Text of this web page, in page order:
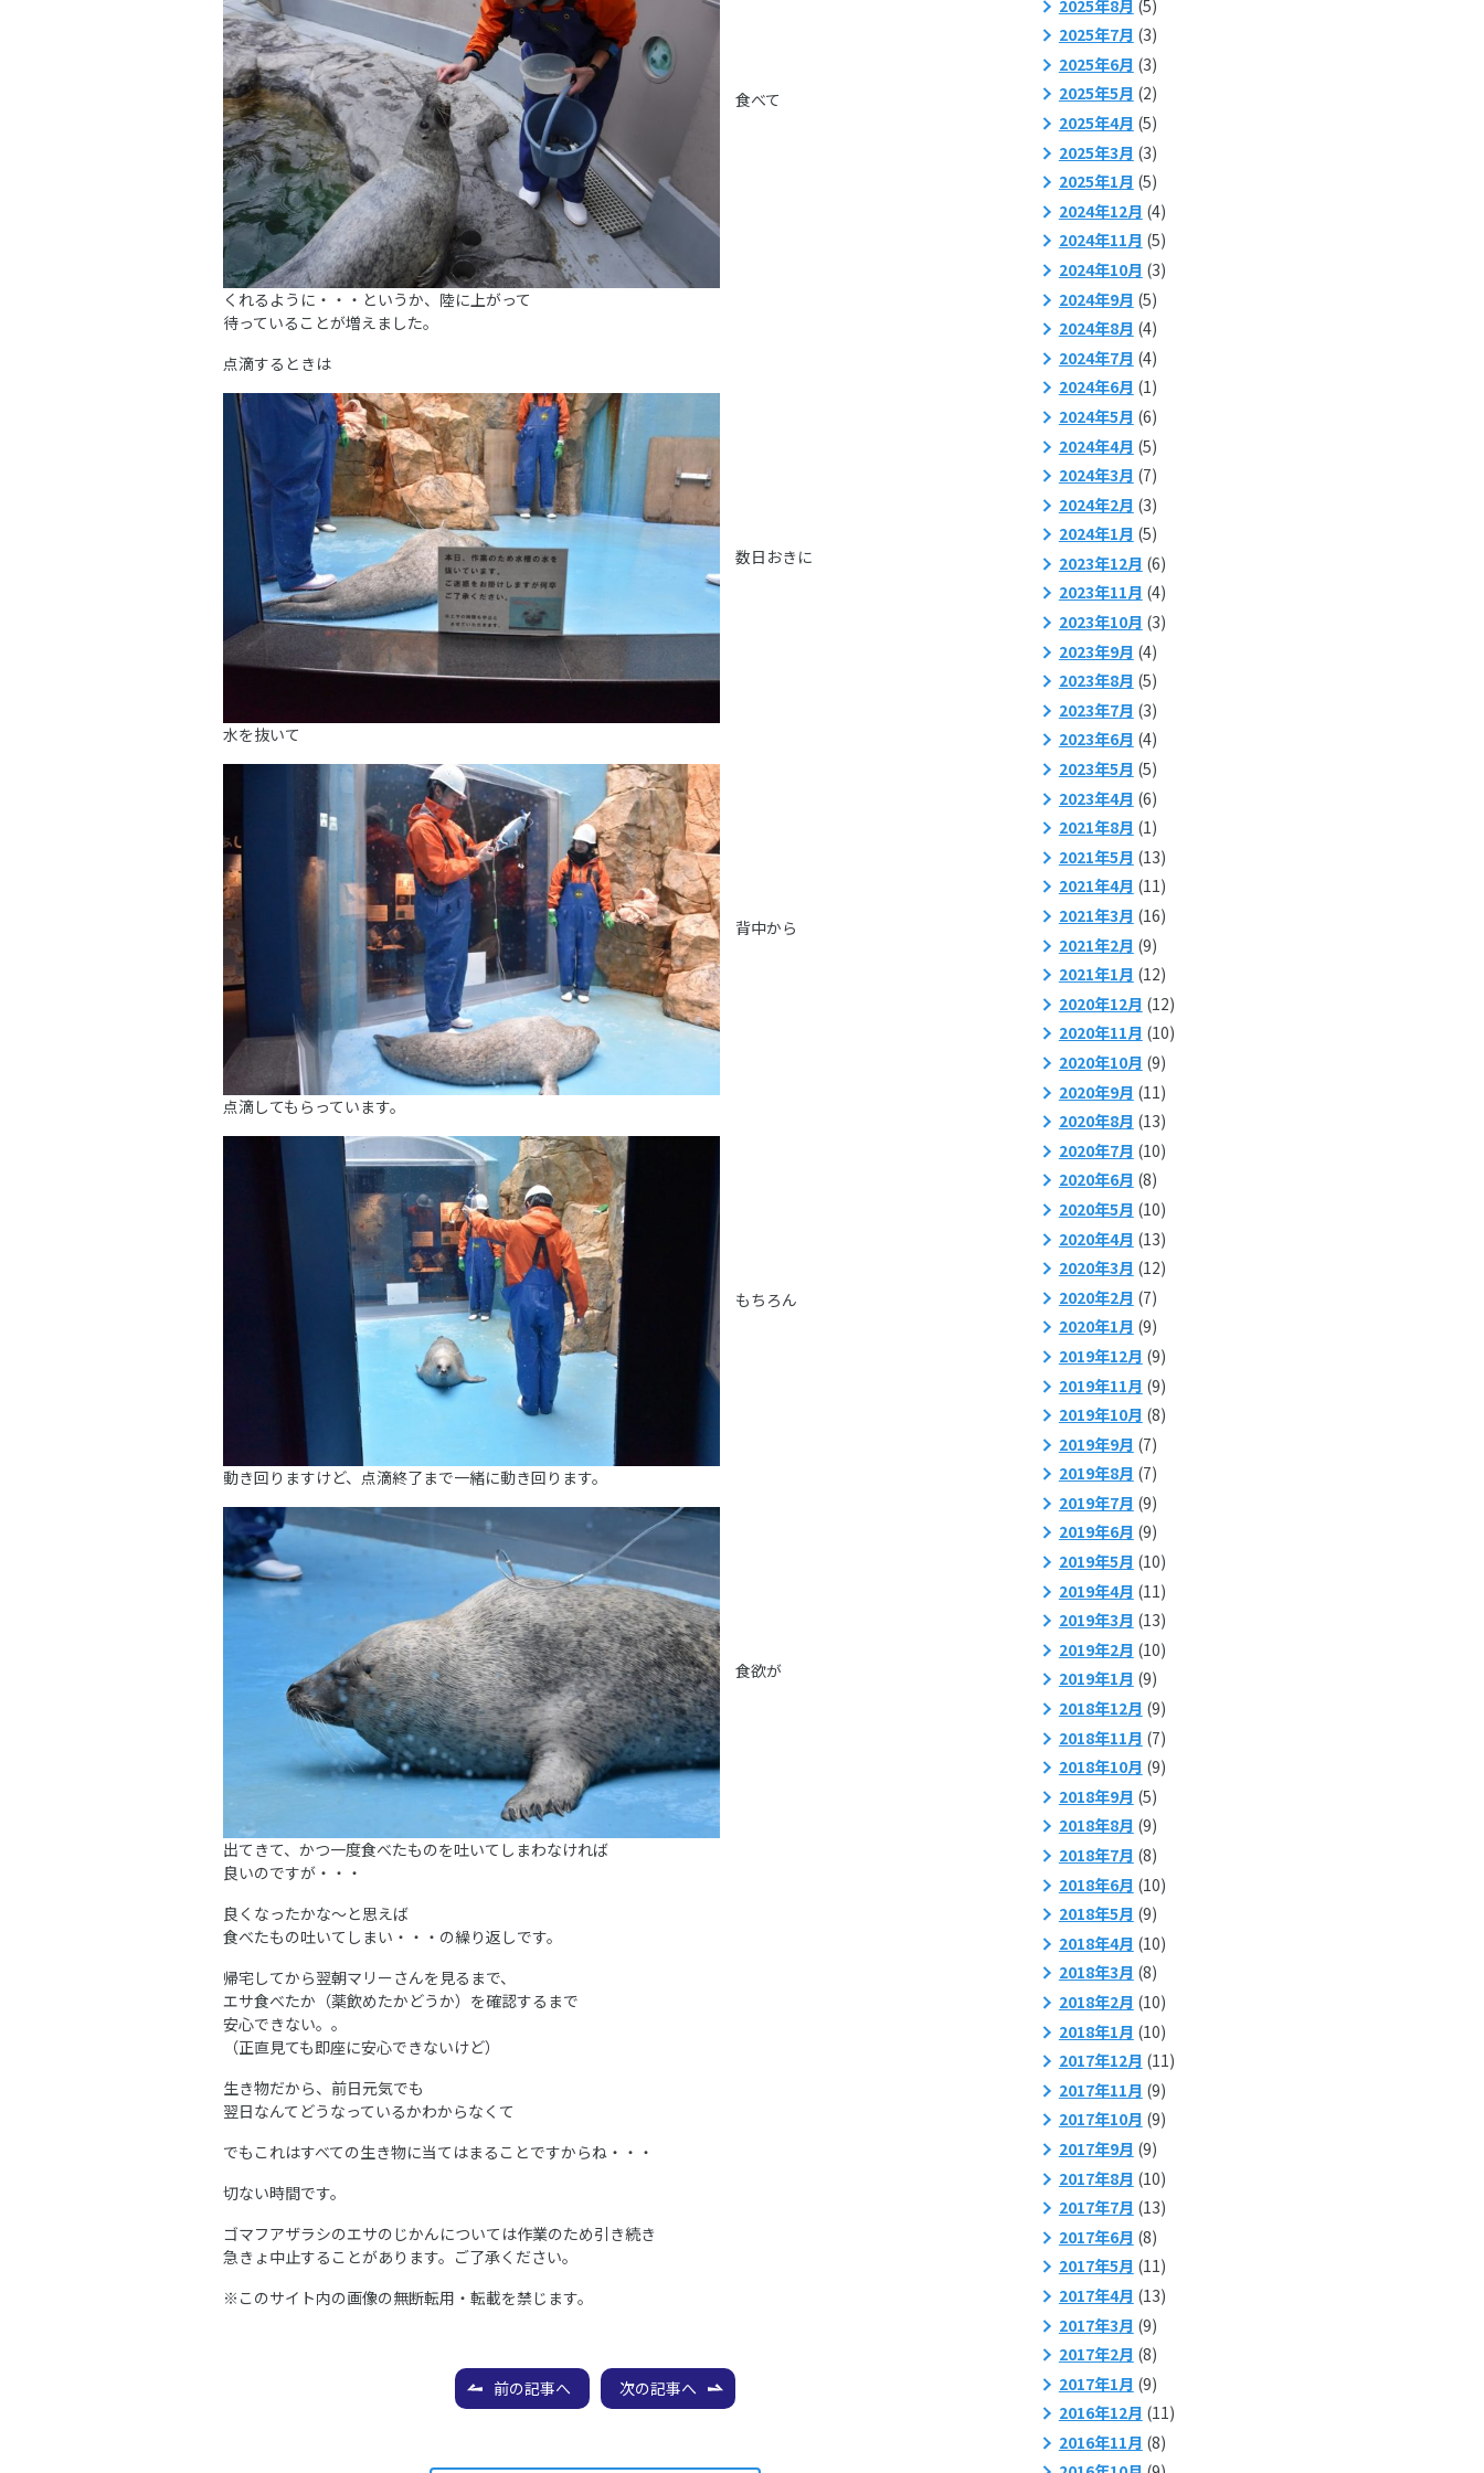
食べて
くれるように・・・というか、陸に上がって
待っていることが増えました。
点滴するときは
数日おきに
水を抜いて
背中から
点滴してもらっています。
もちろん
動き回りますけど、点滴終了まで一緒に動き回ります。
食欲が
出てきて、かつ一度食べたものを吐いてしまわなければ
良いのですが・・・
良くなったかな～と思えば
食べたもの吐いてしまい・・・の繰り返しです。
帰宅してから翌朝マリーさんを見るまで、
エサ食べたか（薬飲めたかどうか）を確認するまで
安心できない。。
（正直見ても即座に安心できないけど）
生き物だから、前日元気でも
翌日なんてどうなっているかわからなくて
でもこれはすべての生き物に当てはまることですからね・・・
切ない時間です。
ゴマフアザラシのエサのじかんについては作業のため引き続き
急きょ中止することがあります。ご了承ください。
※このサイト内の画像の無断転用・転載を禁じます。
前の記事へ 次の記事へ
2025年8月 (5)
2025年7月 (3)
2025年6月 (3)
2025年5月 (2)
2025年4月 (5)
2025年3月 (3)
2025年1月 (5)
2024年12月 (4)
2024年11月 (5)
2024年10月 (3)
2024年9月 (5)
2024年8月 (4)
2024年7月 (4)
2024年6月 (1)
2024年5月 (6)
2024年4月 (5)
2024年3月 (7)
2024年2月 (3)
2024年1月 (5)
2023年12月 (6)
2023年11月 (4)
2023年10月 (3)
2023年9月 (4)
2023年8月 (5)
2023年7月 (3)
2023年6月 (4)
2023年5月 (5)
2023年4月 (6)
2021年8月 (1)
2021年5月 (13)
2021年4月 (11)
2021年3月 (16)
2021年2月 (9)
2021年1月 (12)
2020年12月 (12)
2020年11月 (10)
2020年10月 (9)
2020年9月 (11)
2020年8月 (13)
2020年7月 (10)
2020年6月 (8)
2020年5月 (10)
2020年4月 (13)
2020年3月 (12)
2020年2月 (7)
2020年1月 (9)
2019年12月 (9)
2019年11月 (9)
2019年10月 (8)
2019年9月 (7)
2019年8月 (7)
2019年7月 (9)
2019年6月 (9)
2019年5月 (10)
2019年4月 (11)
2019年3月 (13)
2019年2月 (10)
2019年1月 (9)
2018年12月 (9)
2018年11月 (7)
2018年10月 (9)
2018年9月 (5)
2018年8月 (9)
2018年7月 (8)
2018年6月 (10)
2018年5月 (9)
2018年4月 (10)
2018年3月 (8)
2018年2月 (10)
2018年1月 (10)
2017年12月 (11)
2017年11月 (9)
2017年10月 (9)
2017年9月 (9)
2017年8月 (10)
2017年7月 (13)
2017年6月 (8)
2017年5月 (11)
2017年4月 (13)
2017年3月 (9)
2017年2月 (8)
2017年1月 (9)
2016年12月 (11)
2016年11月 (8)